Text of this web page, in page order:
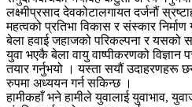
लक्ष्मीप्रसाद देवकोटालगायत दर्जनौं
महत्वको प्रतिभा विकास र संस्कार निर्माण
बेला हवाई जहाजको परिकल्पना र यसको
युवा भएकै बेला वायु वाष्पीकरणको
तयार गर्नुभयो । यस्ता सयौं उदाहरणहरू
रुपमा अध्ययन गर्न सकिन्छ ।
हामीकहाँ भने हामीले युवालाई युवाभाव,